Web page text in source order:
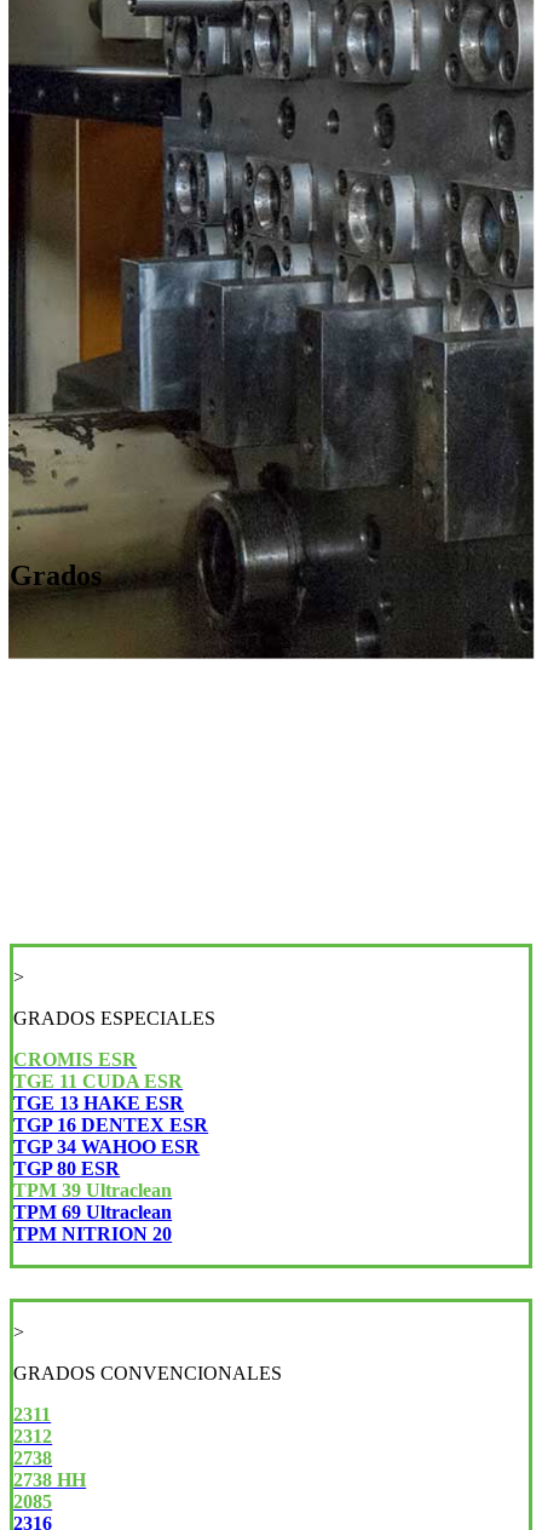
Grados
>
GRADOS ESPECIALES
CROMIS ESR
TGE 11 CUDA ESR
TGE 13 HAKE ESR
TGP 16 DENTEX ESR
TGP 34 WAHOO ESR
TGP 80 ESR
TPM 39 Ultraclean
TPM 69 Ultraclean
TPM NITRION 20
>
GRADOS CONVENCIONALES
2311
2312
2738
2738 HH
2085
2316